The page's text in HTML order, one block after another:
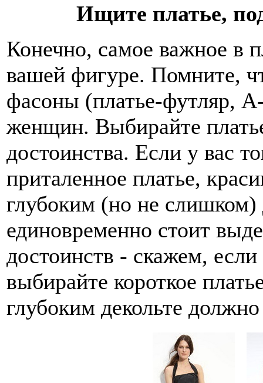
Ищите платье,
Конечно, самое важное в
вашей фигуре. Помните,
фасоны (платье-футляр,
женщин. Выбирайте
достоинства. Если у вас
приталенное платье,
глубоким (но не слишком)
единовременно стоит
достоинств - скажем,
выбирайте короткое
глубоким декольте